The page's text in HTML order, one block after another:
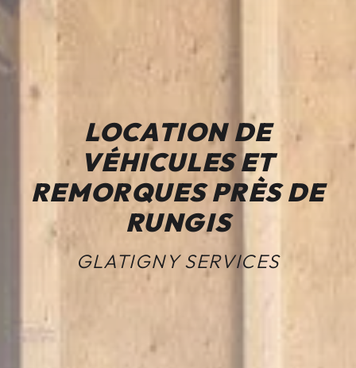
LOCATION DE
VÉHICULES ET
REMORQUES PRÈS DE
RUNGIS
GLATIGNY SERVICES